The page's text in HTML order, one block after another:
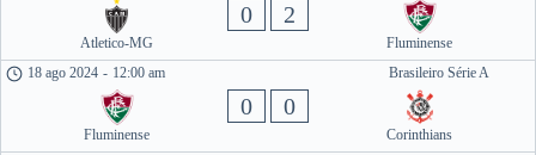
Atletico-MG
0 2
Fluminense
Brasileiro Série A
18 ago 2024 - 12:00 am
Fluminense
0 0
Corinthians